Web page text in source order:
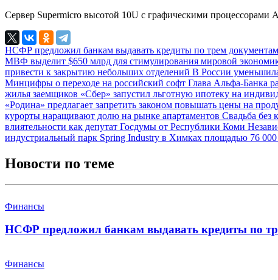
Сервер Supermicro высотой 10U с графическими процессорами
НСФР предложил банкам выдавать кредиты по трем документам
МВФ выделит $650 млрд для стимулирования мировой
привести к закрытию небольших отделений В России
Минцифры о переходе на российский софт Глава Альфа-Банка
жилья заемщиков «Сбер» запустил льготную ипотеку на
«Родина» предлагает запретить законом повышать цены на
курорты наращивают долю на рынке апартаментов Свадьба без
влиятельности как депутат Госдумы от Республики Коми
индустриальный парк Spring Industry в Химках площадью 76
Новости по теме
Финансы
НСФР предложил банкам выдавать кредиты по
Финансы